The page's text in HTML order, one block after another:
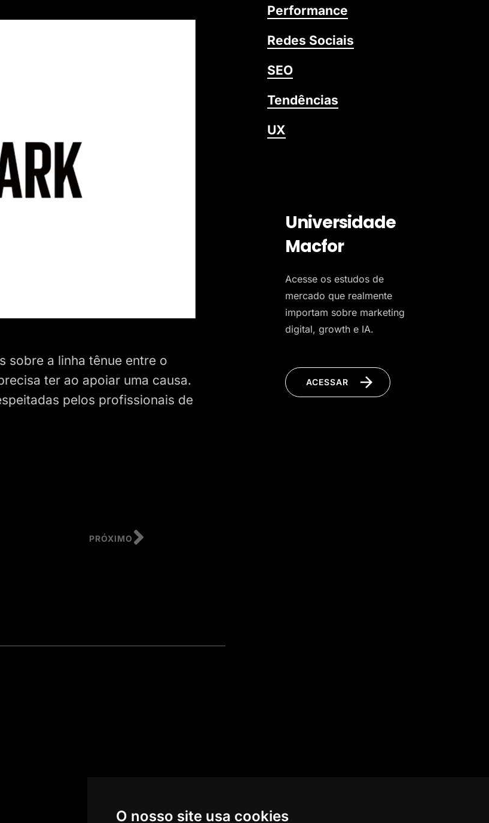
O nosso site usa cookies
sobre a linha tênue entre o
ter ao apoiar uma causa.
pelos profissionais de
PRÓXIMO
Performance
Redes Sociais
SEO
Tendências
UX
Universidade
Macfor
Acesse os estudos de
mercado que realmente
importam sobre marketing
digital, growth e IA.
ACESSAR